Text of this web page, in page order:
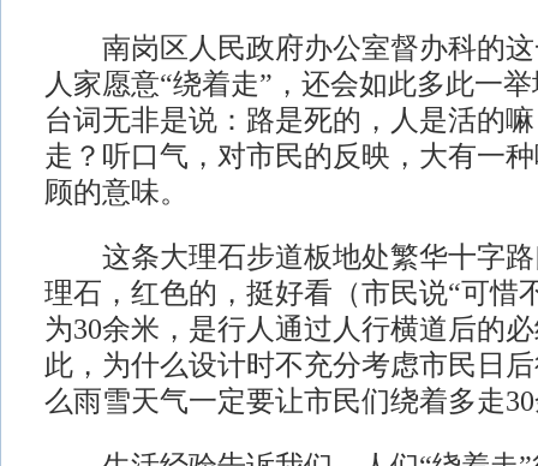
南岗区人民政府办公室督办科的这
人家愿意“绕着走”，还会如此多此一
台词无非是说：路是死的，人是活的
走？听口气，对市民的反映，大有一
顾的意味。
这条大理石步道板地处繁华十字路
理石，红色的，挺好看（市民说“可惜
为30余米，是行人通过人行横道后的
此，为什么设计时不充分考虑市民日
么雨雪天气一定要让市民们绕着多走